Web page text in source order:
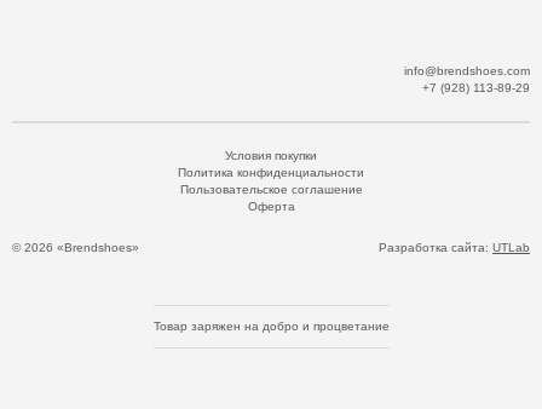
info@brendshoes.com
+7 (928) 113-89-29
© 2026 «Brendshoes»
Условия покупки
Политика конфиденциальности
Пользовательское соглашение
Оферта
Разработка сайта: UTLab
Товар заряжен на добро и процветание